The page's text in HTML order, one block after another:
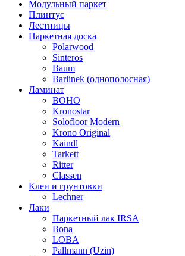
Модульный паркет
Плинтус
Лестницы
Паркетная доска
Polarwood
Sinteros
Baum
Barlinek (однополосная)
Ламинат
BOHO
Kronostar
Solofloor Modern
Krono Original
Kaindl
Tarkett
Ritter
Classen
Клеи и грунтовки
Lechner
Лаки
Паркетный лак IRSA
Bona
LOBA
Pallmann (Uzin)